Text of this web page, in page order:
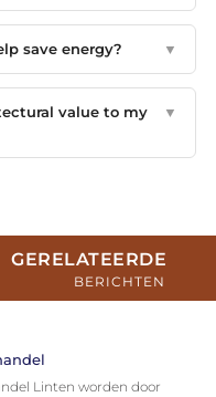
save energy? ▼
value to my
▼
GERELATEERDE
BERICHTEN
Linten worden door